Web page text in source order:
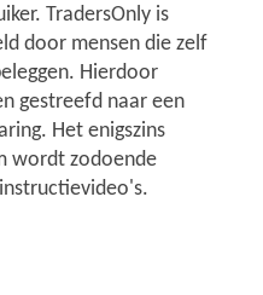
TradersOnly is
door mensen die zelf
Hierdoor
gestreefd naar een
Het enigszins
wordt zodoende